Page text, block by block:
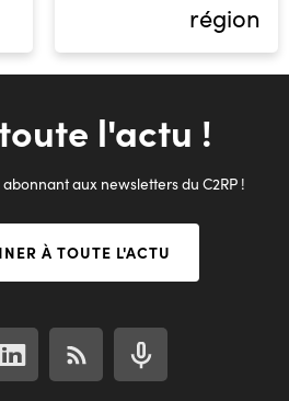
région
l'actu !
aux newsletters du C2RP !
À TOUTE L'ACTU